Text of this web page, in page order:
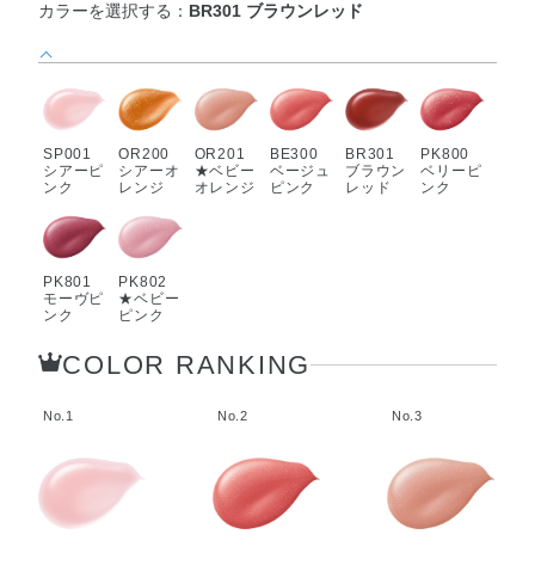
カラーを選択する： BR301 ブラウンレッド
SP001
シアーピ
ンク
OR200
シアーオ
レンジ
OR201
★ベビー
オレンジ
BE300
ベージュ
ピンク
BR301
ブラウン
レッド
PK800
ベリーピ
ンク
PK801
モーヴピ
ンク
PK802
★ベビー
ピンク
COLOR RANKING
No.1 No.2 No.3